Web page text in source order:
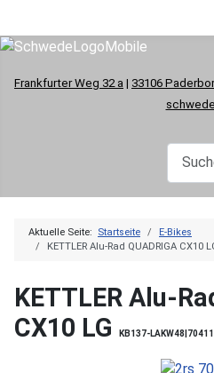
Frankfurter Weg 32 a | 33106
Aktuelle Seite: Startseite
E-Bikes
KETTLER Alu-Rad QUADRIGA CX10
KETTLER Alu-
CX10 LG
KB137-LAKW48|70411